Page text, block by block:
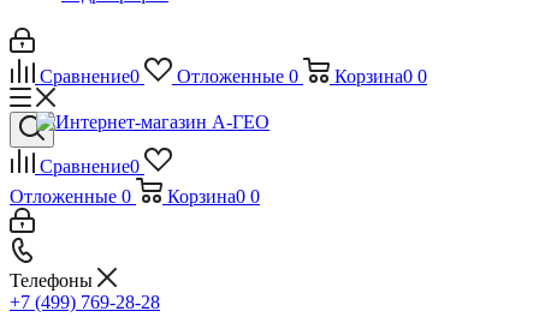
Сравнение0 Отложенные 0 Корзина0 0
Сравнение0
Отложенные 0 Корзина0 0
Телефоны
+7 (499) 769-28-28